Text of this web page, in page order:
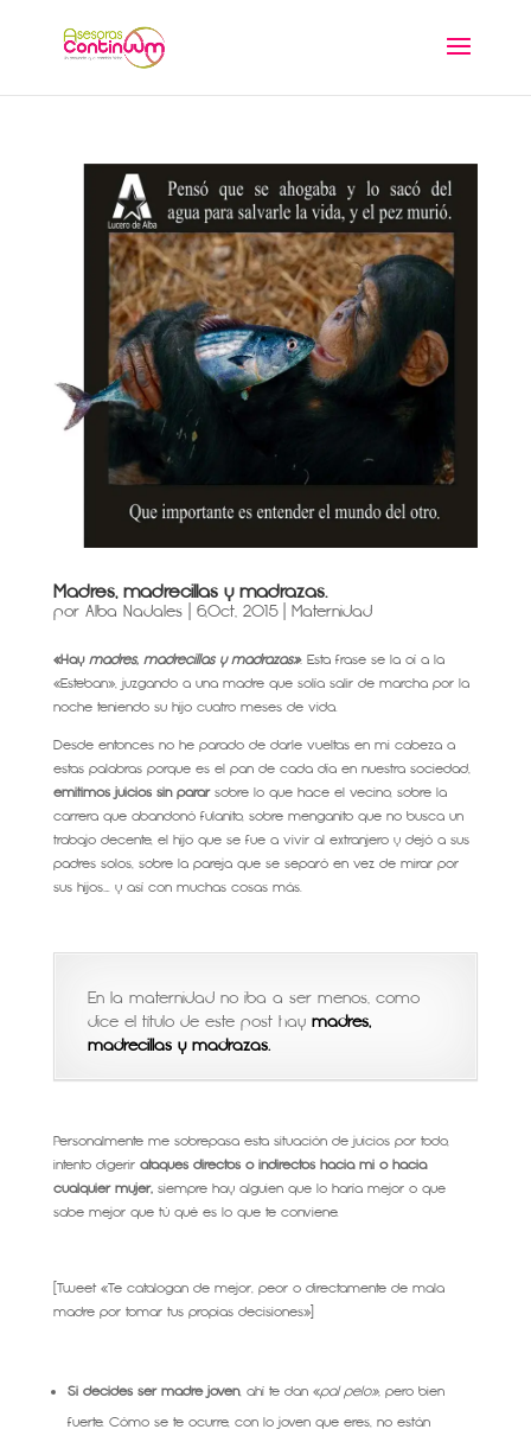
Madres, madrecillas y madrazas.
por Alba Nadales| 6,Oct, 2015| Maternidad
«Hay madres, madrecillas y madrazas». Esta frase se la oí a la
«Esteban», juzgando a una madre que solía salir de marcha por la
noche teniendo su hijo cuatro meses de vida.
Desde entonces no he parado de darle vueltas en mi cabeza a
estas palabras porque es el pan de cada día en nuestra sociedad,
emitimos juicios sin pararsobre lo que hace el vecino, sobre la
carrera que abandonó fulanito, sobre menganito que no busca un
trabajo decente, el hijo que se fue a vivir al extranjero y dejó a sus
padres solos, sobre la pareja que se separó en vez de mirar por
sus hijos…. y así con muchas cosas más.
En la maternidad no iba a ser menos, como
dice el título de este post haymadres,
madrecillas y madrazas.
Personalmente me sobrepasa esta situación de juicios por todo,
intento digerir ataques directos o indirectos hacia mi o hacia
cualquier mujer,siempre hay alguien que lo haría mejor o que
sabe mejor que tú qué es lo que te conviene.
[Tweet «Te catalogan de mejor, peor o directamente de mala
madre por tomar tus propias decisiones»]
Si decides ser madre joven, ahí te dan «pal pelo», pero bien
fuerte. Cómo se te ocurre, con lo joven que eres, no están